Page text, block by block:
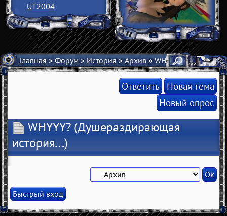
UT2004
Главная»Форум»История»Архив» WHYYY?
Ответить Новая тема
Новый опрос
WHYYY? (Душераздирающая
история...)